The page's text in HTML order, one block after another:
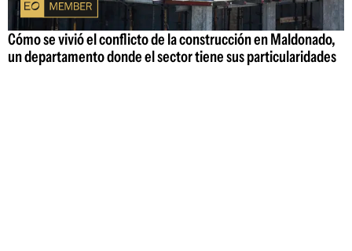
Cómo se vivió el conflicto de la construcción en Maldonado,
un departamento donde el sector tiene sus particularidades